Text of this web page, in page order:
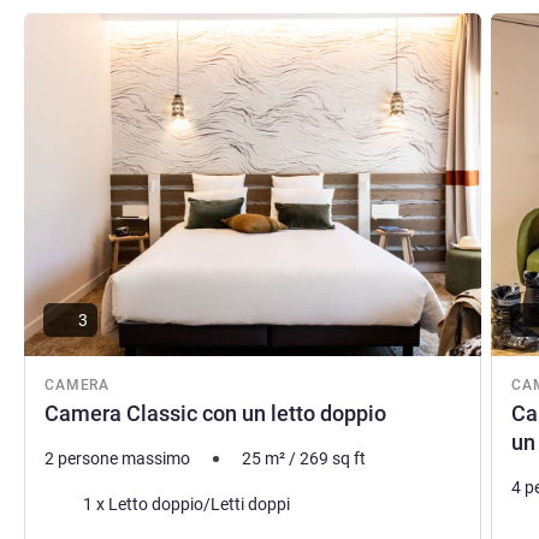
CAMERA
Camera Classic con un letto doppio
Visualizza dettagli
3
2 persone massimo 25 m²/269 sq ft
Biancheria da letto
1 x Letto doppio/Letti doppi
4